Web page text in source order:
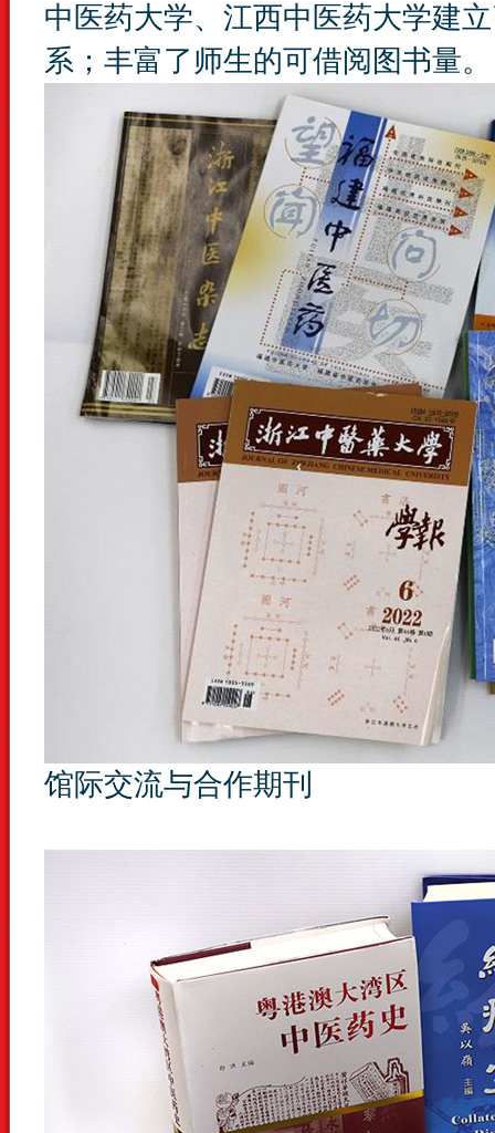
中医药大学、江西中医药大学建
系；丰富了师生的可借阅图书量。
馆际交流与合作期刊